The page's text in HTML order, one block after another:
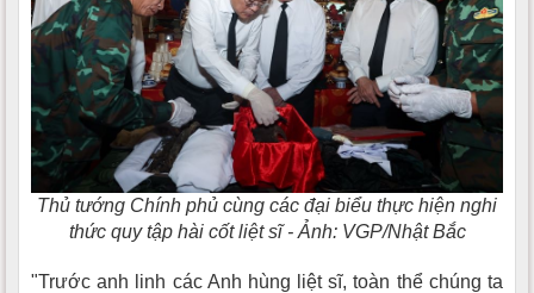
Thủ tướng Chính phủ cùng các đại biểu thực hiện nghi
thức quy tập hài cốt liệt sĩ - Ảnh: VGP/Nhật Bắc
"Trước anh linh các Anh hùng liệt sĩ, toàn thể chúng ta